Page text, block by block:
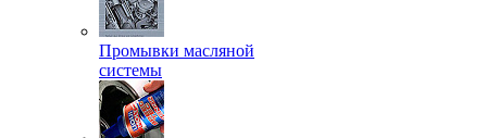
Промывки масляной
системы